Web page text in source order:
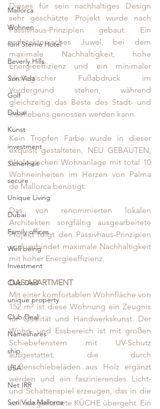
Mallorca
Wohnen
fünf Sterne Hotel
Beverly Hills
Son Vida
Golf
Dubai
Kunst
investment
Sicherheit
secure
Unique Living
Dubai
Family offices
Well being
Investment
Club Deal
unique property
Club Deal
Nameshares
ship
USA
Net IRR
Son Vida Mallorca
Dieses für sein nachhaltiges Design
sehr geschätzte Projekt wurde nach
Passivhaus-Prinzipien gebaut. Ein
architektonisches Juwel, bei dem
maximale Nachhaltigkeit, hohe
Energieeffizienz und ein minimaler
ökologischer Fußabdruck im
Vordergrund stehen, während
gleichzeitig das Beste des Stadt- und
Insellebens genossen werden kann.
Kein Tropfen Farbe wurde in dieser
exquisit gestalteten, NEU GEBAUTEN,
ökologischen Wohnanlage mit total 10
Wohneinheiten im Herzen von Palma
de Mallorca benötigt.
Das von renommierten lokalen
Architekten sorgfältig ausgearbeitete
Projekt folgt den Passivhaus-Prinzipien
und verbindet maximale Nachhaltigkeit
mit hoher Energieeffizienz.
DAS APARTMENT
Mit einer komfortablen Wohnfläche von
152 m² ist diese Wohnung ein Zeugnis
für Qualität und Handwerkskunst. Der
Wohn- und Essbereich ist mit großen
Schiebefenstern mit UV-Schutz
ausgestattet, die durch
Außenschiebeläden aus Holz ergänzt
werden und ein faszinierendes Licht-
und Schattenspiel erzeugen, das in die
voll ausgestattete KÜCHE übergeht. Ein